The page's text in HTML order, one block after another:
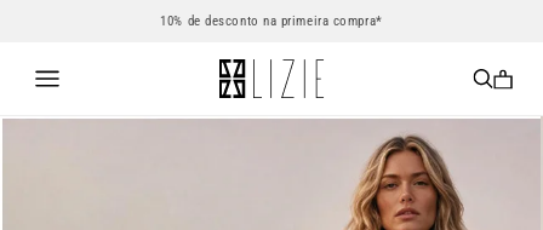
10% de desconto na primeira compra*